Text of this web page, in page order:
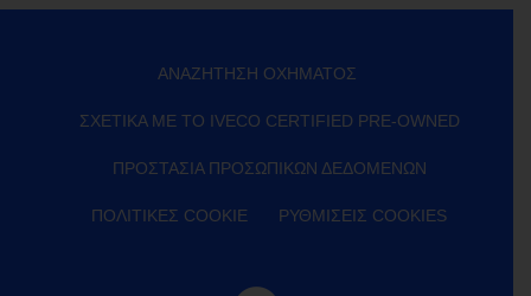
ΑΝΑΖΉΤΗΣΗ ΟΧΉΜΑΤΟΣ
ΣΧΕΤΙΚΆ ΜΕ ΤΟ IVECO CERTIFIED PRE-OWNED
ΠΡΟΣΤΑΣΊΑ ΠΡΟΣΩΠΙΚΏΝ ΔΕΔΟΜΈΝΩΝ
ΠΟΛΙΤΙΚΈΣ COOKIE ΡΥΘΜΊΣΕΙΣ COOKIES